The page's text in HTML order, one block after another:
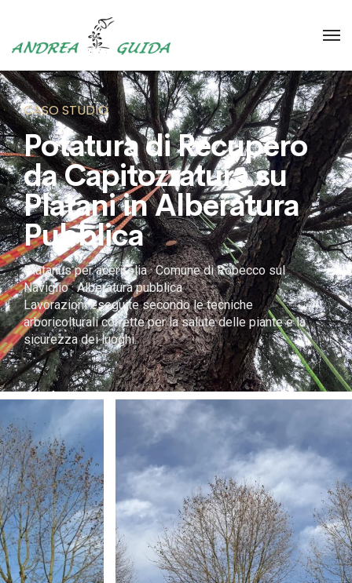
CASO STUDIO
Potatura di Recupero
da Capitozzatura su
Platani inAlberatura
Pubblica
Platanus per acerifolia · Comune di Robecco sul
Naviglio · Alberatura pubblica
Lavorazioni eseguite secondo le tecniche
arboricolturali corrette per la salute delle piante e la
sicurezza dei luoghi.